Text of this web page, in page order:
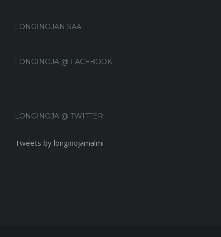
LONGINOJAN SÄÄ
LONGINOJA @ FACEBOOK
LONGINOJA @ TWITTER
Tweets by longinojamalmi